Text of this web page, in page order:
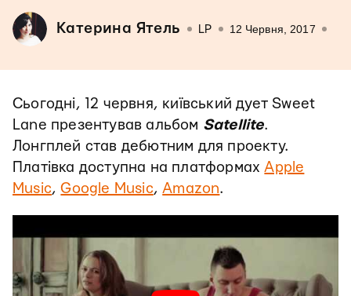
Катерина Ятель LP 12 Червня, 2017
Сьогодні, 12 червня, київський дует Sweet
Lane презентував альбом Satellite.
Лонгплей став дебютним для проекту.
Платівка доступна на платформахApple
Music,Google Music,Amazon.